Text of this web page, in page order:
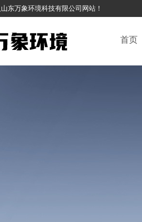
东万象环境科技有限公司网站！
首页